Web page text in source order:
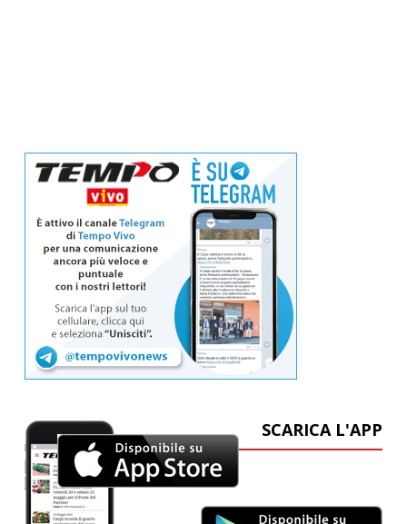
SCARICA L'APP